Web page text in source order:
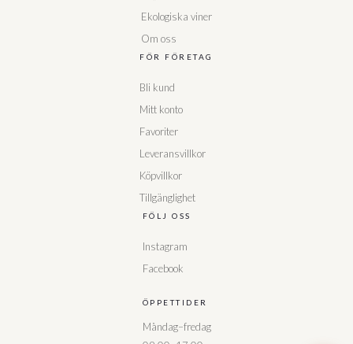
Ekologiska viner
Om oss
FÖR FÖRETAG
Bli kund
Mitt konto
Favoriter
Leveransvillkor
Köpvillkor
Tillgänglighet
FÖLJ OSS
Instagram
Facebook
ÖPPETTIDER
Måndag–fredag